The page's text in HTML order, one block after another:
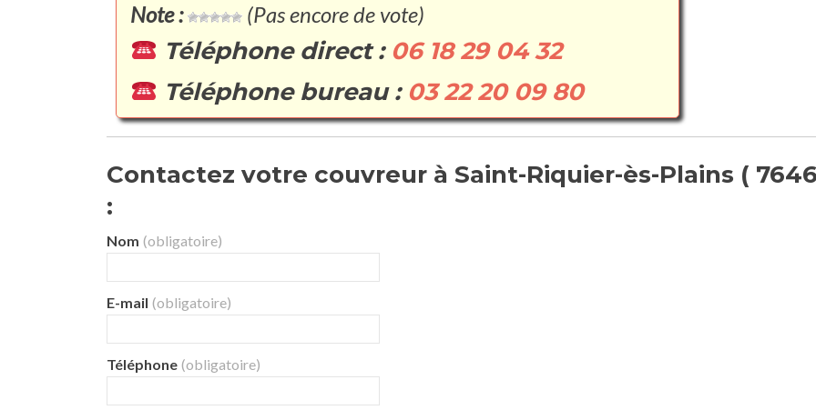
Note :
(Pas encore de vote)
Téléphone direct : 06 18 29 04 32
Téléphone bureau : 03 22 20 09 80
Contactez votre couvreur à Saint-Riquier-ès-Plains (
:
Nom (obligatoire)
E-mail (obligatoire)
Téléphone (obligatoire)